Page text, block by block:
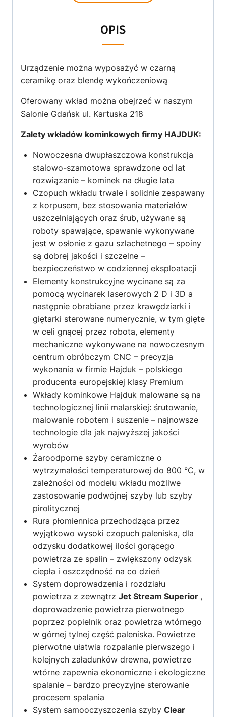
OPIS
Urządzenie można wyposażyć w czarną
ceramikę oraz blendę wykończeniową
Oferowany wkład można obejrzeć w naszym
Salonie Gdańsk ul. Kartuska 218
Zalety wkładów kominkowych firmy HAJDUK:
Nowoczesna dwupłaszczowa konstrukcja
stalowo-szamotowa sprawdzone od lat
rozwiązanie – kominek na długie lata
Czopuch wkładu trwale i solidnie zespawany
z korpusem, bez stosowania materiałów
uszczelniających oraz śrub, używane są
roboty spawające, spawanie wykonywane
jest w osłonie z gazu szlachetnego – spoiny
są dobrej jakości i szczelne –
bezpieczeństwo w codziennej eksploatacji
Elementy konstrukcyjne wycinane są za
pomocą wycinarek laserowych 2 D i 3D a
następnie obrabiane przez krawędziarki i
giętarki sterowane numerycznie, w tym gięte
w celi gnącej przez robota, elementy
mechaniczne wykonywane na nowoczesnym
centrum obróbczym CNC – precyzja
wykonania w firmie Hajduk – polskiego
producenta europejskiej klasy Premium
Wkłady kominkowe Hajduk malowane są na
technologicznej linii malarskiej: śrutowanie,
malowanie robotem i suszenie – najnowsze
technologie dla jak najwyższej jakości
wyrobów
Żaroodporne szyby ceramiczne o
wytrzymałości temperaturowej do 800 °C, w
zależności od modelu wkładu możliwe
zastosowanie podwójnej szyby lub szyby
pirolitycznej
Rura płomiennica przechodząca przez
wyjątkowo wysoki czopuch paleniska, dla
odzysku dodatkowej ilości gorącego
powietrza ze spalin – zwiększony odzysk
ciepła i oszczędność na co dzień
System doprowadzenia i rozdziału
powietrza z zewnątrz Jet Stream Superior ,
doprowadzenie powietrza pierwotnego
poprzez popielnik oraz powietrza wtórnego
w górnej tylnej część paleniska. Powietrze
pierwotne ułatwia rozpalanie pierwszego i
kolejnych załadunków drewna, powietrze
wtórne zapewnia ekonomiczne i ekologiczne
spalanie – bardzo precyzyjne sterowanie
procesem spalania
System samooczyszczenia szyby Clear